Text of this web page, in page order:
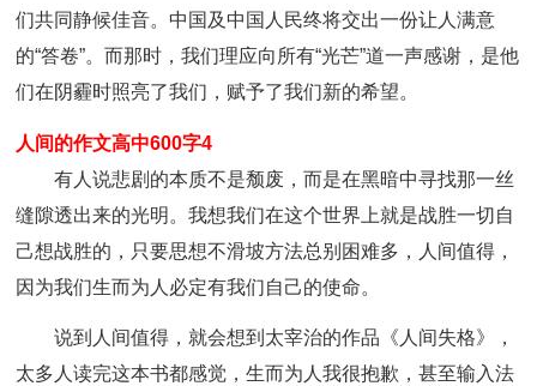
们共同静候佳音。中国及中国人民终将交出一份让人满意
的“答卷”。而那时，我们理应向所有“光芒”道一声感谢，是他
们在阴霾时照亮了我们，赋予了我们新的希望。
人间的作文高中600字4
有人说悲剧的本质不是颓废，而是在黑暗中寻找那一丝
缝隙透出来的光明。我想我们在这个世界上就是战胜一切自
己想战胜的，只要思想不滑坡方法总别困难多，人间值得，
因为我们生而为人必定有我们自己的使命。
说到人间值得，就会想到太宰治的作品《人间失格》，
太多人读完这本书都感觉，生而为人我很抱歉，甚至输入法